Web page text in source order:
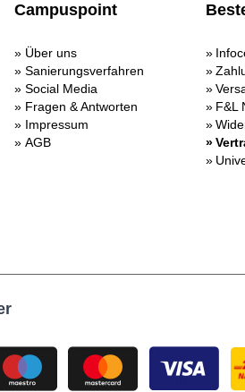
Campuspoint
Über uns
Sanierungsverfahren
Social Media
Fragen & Antworten
Impressum
AGB
F&L